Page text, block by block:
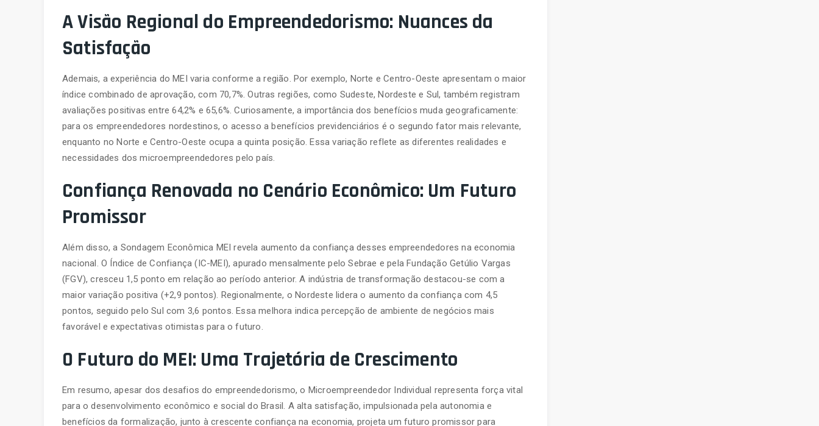
A Visão Regional do Empreendedorismo: Nuances da
Satisfação
Ademais, a experiência do MEI varia conforme a região. Por exemplo, Norte e Centro-Oeste apresentam o maior
índice combinado de aprovação, com 70,7%. Outras regiões, como Sudeste, Nordeste e Sul, também registram
avaliações positivas entre 64,2% e 65,6%. Curiosamente, a importância dos benefícios muda geograficamente:
para os empreendedores nordestinos, o acesso a benefícios previdenciários é o segundo fator mais relevante,
enquanto no Norte e Centro-Oeste ocupa a quinta posição. Essa variação reflete as diferentes realidades e
necessidades dos microempreendedores pelo país.
Confiança Renovada no Cenário Econômico: Um Futuro
Promissor
Além disso, a Sondagem Econômica MEI revela aumento da confiança desses empreendedores na economia
nacional. O Índice de Confiança (IC-MEI), apurado mensalmente pelo Sebrae e pela Fundação Getúlio Vargas
(FGV), cresceu 1,5 ponto em relação ao período anterior. A indústria de transformação destacou-se com a
maior variação positiva (+2,9 pontos). Regionalmente, o Nordeste lidera o aumento da confiança com 4,5
pontos, seguido pelo Sul com 3,6 pontos. Essa melhora indica percepção de ambiente de negócios mais
favorável e expectativas otimistas para o futuro.
O Futuro do MEI: Uma Trajetória de Crescimento
Em resumo, apesar dos desafios do empreendedorismo, o Microempreendedor Individual representa força vital
para o desenvolvimento econômico e social do Brasil. A alta satisfação, impulsionada pela autonomia e
benefícios da formalização, junto à crescente confiança na economia, projeta um futuro promissor para